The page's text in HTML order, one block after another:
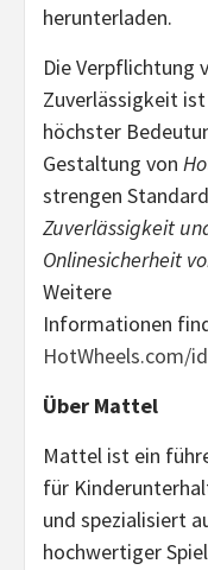
herunterladen.
Die Verpflichtung
Zuverlässigkeit
höchster
Gestaltung von
strengen
Zuverlässigkeit
Onlinesicherheit
Weitere
Informationen
HotWheels.com/id
Über Mattel
Mattel ist ein
für
und spezialisiert
hochwertiger